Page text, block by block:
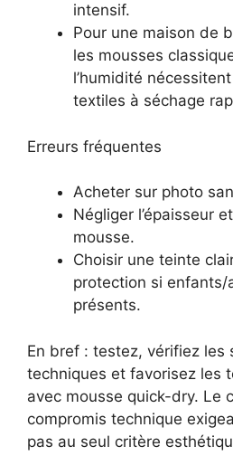
intensif.
Pour une maison de
les mousses
l’humidité
textiles à séchage
Erreurs fréquentes
Acheter sur photo
Négliger l’épaisseur
mousse.
Choisir une teinte
protection si enfants/
présents.
En bref : testez, vérifiez les
techniques et favorisez les
avec mousse quick-dry. Le
compromis technique
pas au seul critère